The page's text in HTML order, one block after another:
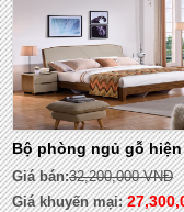
Bộ phòng ngủ gỗ hiện
Giá bán:32,200,000 VNĐ
Giá khuyến mại: